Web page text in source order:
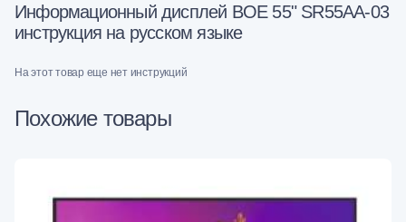
Информационный дисплей BOE 55" SR55AA-03
инструкция на русском языке
На этот товар еще нет инструкций
Похожие товары